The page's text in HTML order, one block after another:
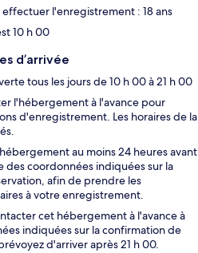
l'enregistrement : 18 ans
10 h 00
d’arrivée
tous les jours de 10 h 00 à 21 h 00
l'hébergement à l'avance pour
d'enregistrement. Les horaires de la
au moins 24 heures avant
des coordonnées indiquées sur la
afin de prendre les
à votre enregistrement.
cet hébergement à l'avance à
indiquées sur la confirmation de
d'arriver après 21 h 00.